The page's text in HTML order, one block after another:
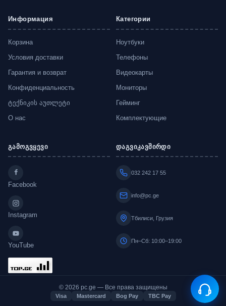
Информация
Корзина
Условия доставки
Гарантия и возврат
Конфиденциальность
ტექნიკის აუთლეტი
О нас
Категории
Ноутбуки
Телефоны
Видеокарты
Мониторы
Гейминг
Комплектующие
გამოგვყევი
Facebook
Instagram
YouTube
დაგვიკავშირდი
032 242 17 55
info@pc.ge
Тбилиси, Грузия
Пн–Сб: 10:00–19:00
© 2026 pc.ge — Все права защищены
Visa Mastercard Bog Pay TBC Pay